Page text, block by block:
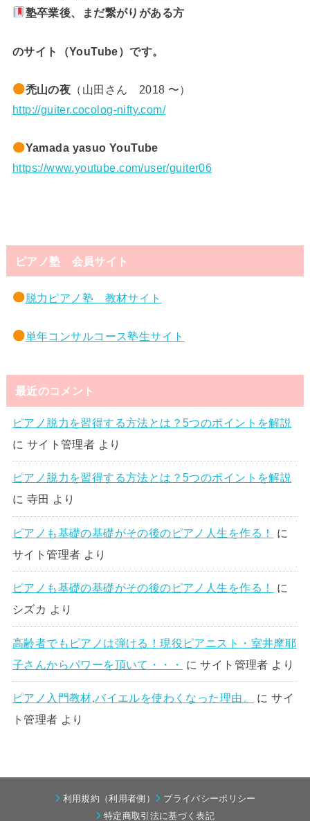
塾卒業後、まだ繋がりがある方
のサイト（YouTube）です。
禿山の夜 （山田さん 2018 〜）
http://guiter.cocolog-nifty.com/
Yamada yasuo YouTube
https://www.youtube.com/user/guiter06
ピアノ塾 会員サイト
脱力ピアノ塾 教材サイト
単年コンサルコース塾生サイト
最近のコメント
ピアノ脱力を習得する方法とは？5つのポイントを解説
に サイト管理者 より
ピアノ脱力を習得する方法とは？5つのポイントを解説
に 寺田 より
ピアノも基礎の基礎がその後のピアノ人生を作る！
に
サイト管理者 より
ピアノも基礎の基礎がその後のピアノ人生を作る！
に
シズカ より
高齢者でもピアノは弾ける！現役ピアニスト・室井摩耶
子さんからパワーを頂いて・・・
にサイト管理者 より
ピアノ入門教材,バイエルを使わくなった理由。 にサイ
ト管理者 より
利用規約（利用者側）
プライバシーポリシー
特定商取引法に基づく表記